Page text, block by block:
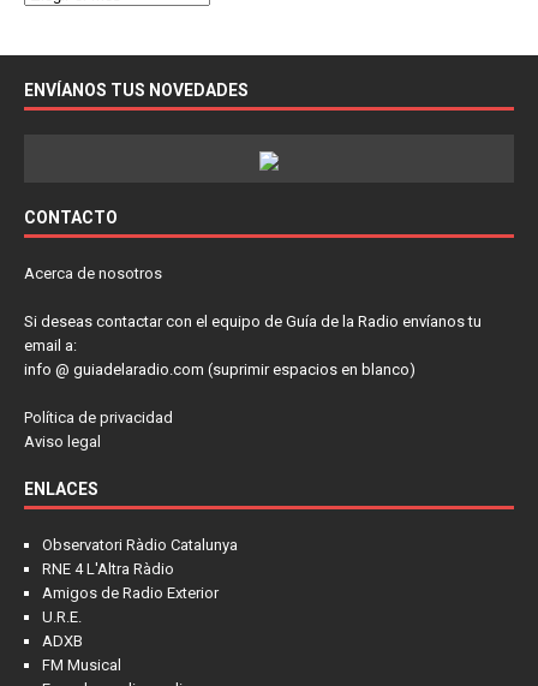
ENVÍANOS TUS NOVEDADES
CONTACTO
Acerca de nosotros
Si deseas contactar con el equipo de Guía de la Radio envíanos tu
email a:
info @ guiadelaradio.com (suprimir espacios en blanco)
Política de privacidad
Aviso legal
ENLACES
Observatori Ràdio Catalunya
RNE 4 L'Altra Ràdio
Amigos de Radio Exterior
U.R.E.
ADXB
FM Musical